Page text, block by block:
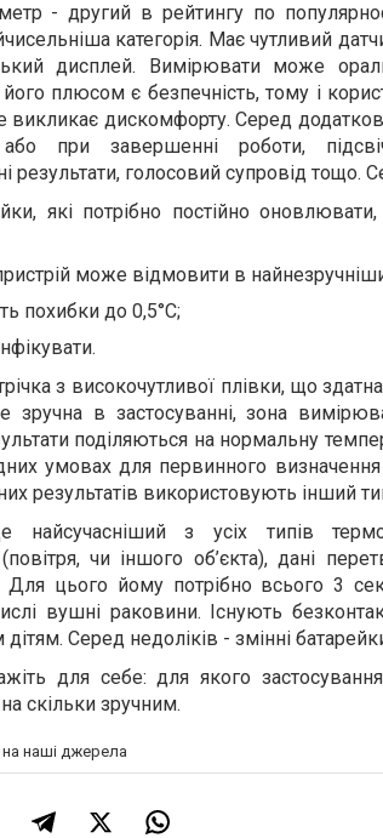
- другий в рейтингу по
категорія. Має чутливий
дисплей. Вимірювати може
плюсом є безпечність, тому і
викликає дискомфорту. Серед
при завершенні роботи,
результати, голосовий супровід тощо.
які потрібно постійно
може відмовити в
похибки до 0,5°C;
з високочутливої плівки, що
в застосуванні, зона
поділяються на нормальну
умовах для первинного
результатів використовують інший
найсучасніший з усіх типів
чи іншого об’єкта), дані
Для цього йому потрібно всього 3
вушні раковини. Існують
Серед недоліків - змінні
для себе: для якого застосування
скільки зручним.
на наші джерела